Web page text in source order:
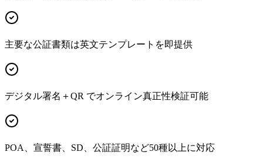
主要な公証書類は英文テンプレートを即提供
デジタル署名＋QR でオンライン真正性検証可能
POA、宣誓書、SD、公証証明など50種以上に対応